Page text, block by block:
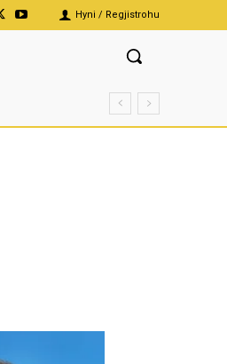
Hyni / Regjistrohu